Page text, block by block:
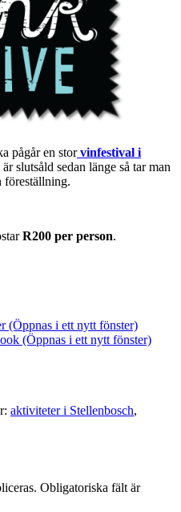
pågår en storvinfestival i
slutsåld sedan länge så tar man
föreställning.
R200 per person.
(Öppnas i ett nytt fönster)
(Öppnas i ett nytt fönster)
aktiviteter i Stellenbosch,
Obligatoriska fält är